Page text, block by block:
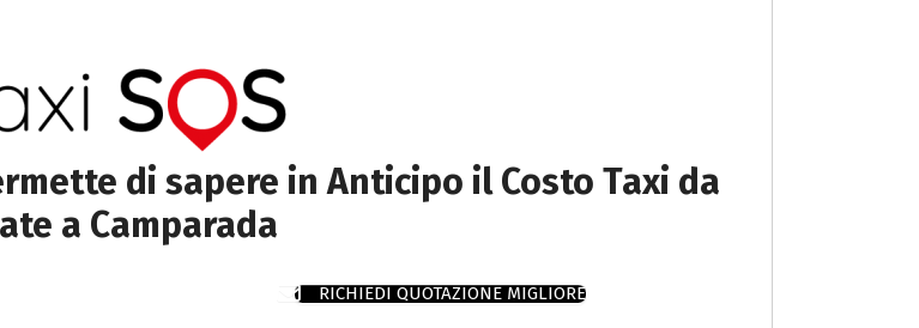
di sapere in Anticipo il Costo Taxi da
a Camparada
RICHIEDI QUOTAZIONE MIGLIORE